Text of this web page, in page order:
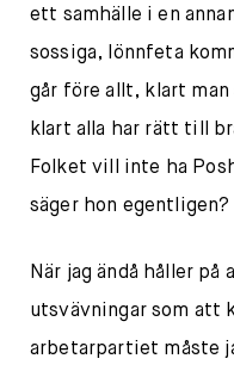
ett samhälle i en
sossiga, lönnfeta
går före allt, klart man
klart alla har rätt till
Folket vill inte ha
säger hon egentligen?
När jag ändå håller på
utsvävningar som att
arbetarpartiet måste